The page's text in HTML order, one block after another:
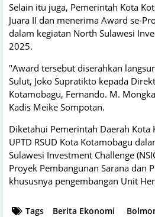
Selain itu juga, Pemerintah Kota
Juara II dan menerima Award se-
dalam kegiatan North Sulawesi
2025.
"Award tersebut diserahkan
Sulut, Joko Supratikto kepada
Kotamobagu, Fernando. M.
Kadis Meike Sompotan.
Diketahui Pemerintah Daerah Kota
UPTD RSUD Kota Kotamobagu
Sulawesi Investment Challenge
Proyek Pembangunan Sarana dan
khususnya pengembangan Unit
Tags Berita Ekonomi